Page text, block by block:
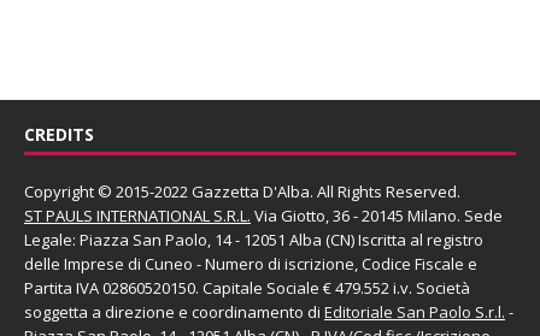
CREDITS
Copyright © 2015-2022 Gazzetta D'Alba. All Rights Reserved.
ST PAULS INTERNATIONAL S.R.L. Via Giotto, 36 - 20145 Milano. Sede
Legale: Piazza San Paolo, 14 - 12051 Alba (CN) Iscritta al registro
delle Imprese di Cuneo - Numero di iscrizione, Codice Fiscale e
Partita IVA 02860520150. Capitale Sociale € 479.552 i.v. Società
soggetta a direzione e coordinamento di Editoriale San Paolo S.r.l. -